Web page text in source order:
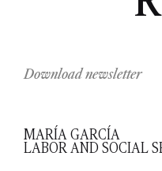
Download newsletter
MARÍA GARCÍA
LABOR AND SOCIAL